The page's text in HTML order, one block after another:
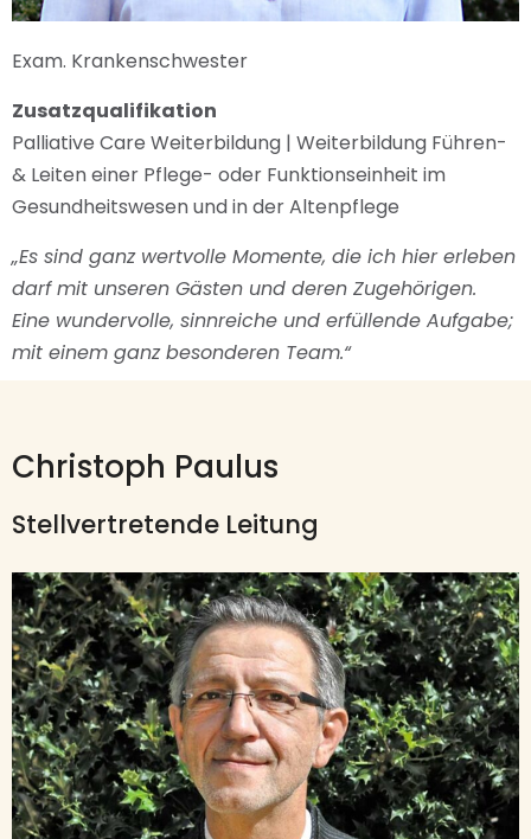
Exam. Krankenschwester
Zusatzqualifikation
Palliative Care Weiterbildung | Weiterbildung Führen-
& Leiten einer Pflege- oder Funktionseinheit im
Gesundheitswesen und in der Altenpflege
„Es sind ganz wertvolle Momente, die ich hier erleben
darf mit unseren Gästen und deren Zugehörigen.
Eine wundervolle, sinnreiche und erfüllende Aufgabe;
mit einem ganz besonderen Team.“
Christoph Paulus
Stellvertretende Leitung